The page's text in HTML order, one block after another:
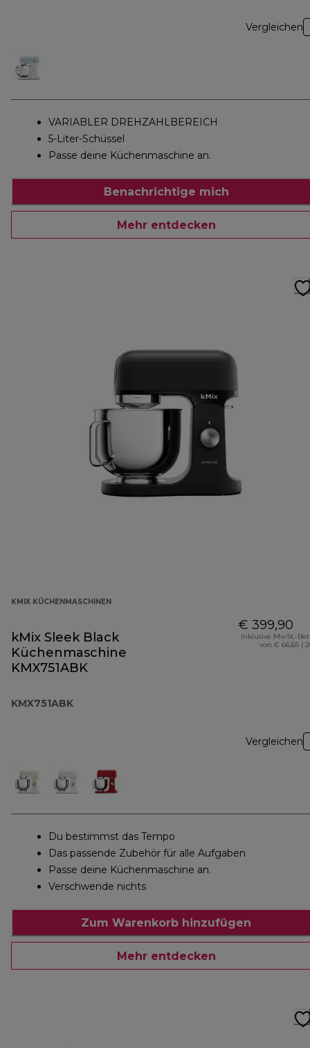
Vergleichen
VARIABLER DREHZAHLBEREICH
5-Liter-Schüssel
Passe deine Küchenmaschine an.
Benachrichtige mich
Mehr entdecken
KMIX KÜCHENMASCHINEN
kMix Sleek Black
Küchenmaschine
KMX751ABK
KMX751ABK
€ 399,90
Inklusive MwSt.-
von € 66,65 (
Vergleichen
Du bestimmst das Tempo
Das passende Zubehör für alle Aufgaben
Passe deine Küchenmaschine an.
Verschwende nichts
Zum Warenkorb hinzufügen
Mehr entdecken